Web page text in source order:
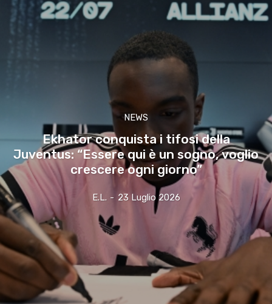
NEWS
Ekhator conquista i tifosi della
Juventus: “Essere qui è un sogno, voglio
crescere ogni giorno”
E.l. - 23 Luglio 2026